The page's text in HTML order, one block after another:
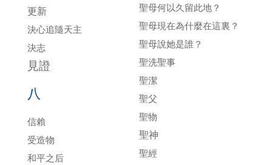
更新
決心追隨天主
決志
見證
八
信賴
受造物
和平之后
聖母何以久留此地？
聖母現在為什麼在這裏？
聖母說她是誰？
聖洗聖事
聖潔
聖父
聖物
聖神
聖經